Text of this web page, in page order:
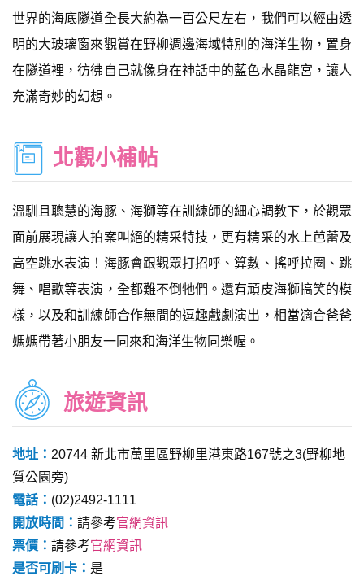
世界的海底隧道全長大約為一百公尺左右，我們可以經由透
明的大玻璃窗來觀賞在野柳週邊海域特別的海洋生物，置身
在隧道裡，彷彿自己就像身在神話中的藍色水晶龍宮，讓人
充滿奇妙的幻想。
北觀小補帖
溫馴且聰慧的海豚、海獅等在訓練師的細心調教下，於觀眾
面前展現讓人拍案叫絕的精采特技，更有精采的水上芭蕾及
高空跳水表演！海豚會跟觀眾打招呼、算數、搖呼拉圈、跳
舞、唱歌等表演，全都難不倒牠們。還有頑皮海獅搞笑的模
樣，以及和訓練師合作無間的逗趣戲劇演出，相當適合爸爸
媽媽帶著小朋友一同來和海洋生物同樂喔。
旅遊資訊
地址： 20744 新北市萬里區野柳里港東路167號之3(野柳地
質公園旁)
電話： (02)2492-1111
開放時間： 請參考官網資訊
票價： 請參考官網資訊
是否可刷卡： 是